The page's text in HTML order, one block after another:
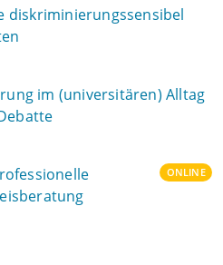
diskriminierungssensibel
im (universitären) Alltag
ONLINE